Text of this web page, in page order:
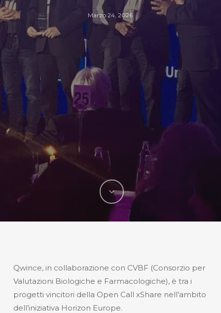
Marzo 24, 2026
Qwince, in collaborazione con CVBF (Consorzio per
Valutazioni Biologiche e Farmacologiche), è tra i
progetti vincitori della Open Call xShare nell’ambito
dell’iniziativa Horizon Europe.